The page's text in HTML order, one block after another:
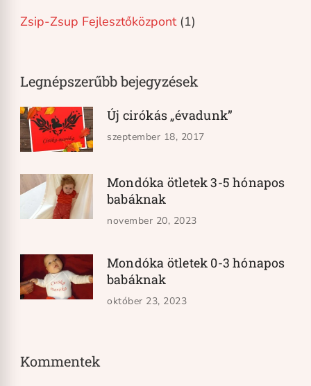
Zsip-Zsup Fejlesztőközpont(1)
Legnépszerűbb bejegyzések
Új cirókás „évadunk”
szeptember 18, 2017
Mondóka ötletek 3-5 hónapos
babáknak
november 20, 2023
Mondóka ötletek 0-3 hónapos
babáknak
október 23, 2023
Kommentek